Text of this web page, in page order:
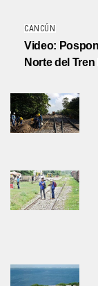
CANCÚN
Video:
Norte del Tren